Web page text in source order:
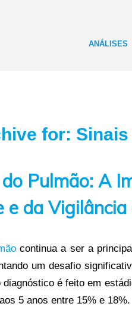
ANÁLISES
for:
Pulmão: A
e da
continua a ser a
um desafio
é feito em
5 anos entre 15% e 18%.